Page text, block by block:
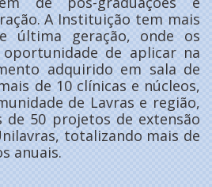
A Instituição tem mais
última geração, onde os
de aplicar na
adquirido em sala de
de 10 clínicas e núcleos,
de Lavras e região,
50 projetos de extensão
totalizando mais de
anuais.